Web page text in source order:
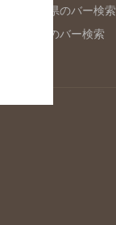
島根県のバー検索
佐賀県のバー検索